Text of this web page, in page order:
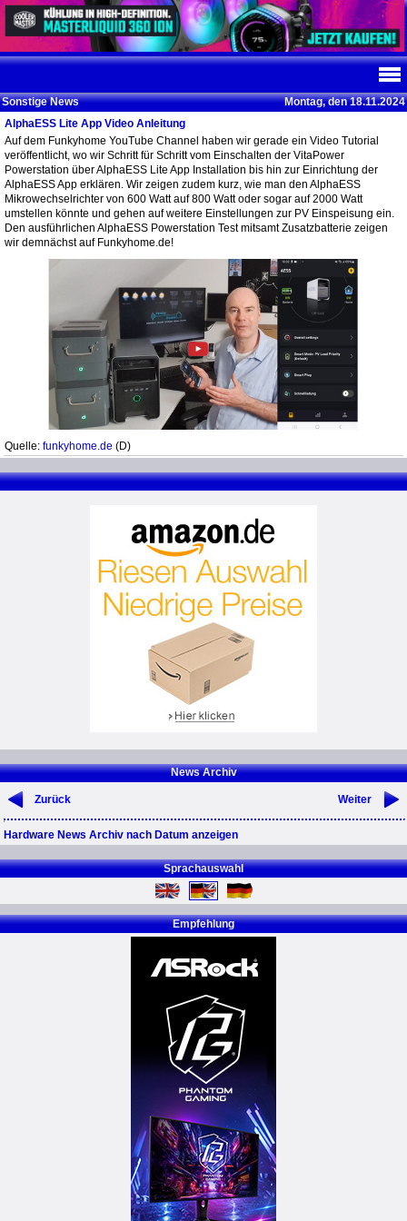
Sonstige News
Montag, den 18.11.2024
AlphaESS Lite App Video Anleitung
Auf dem Funkyhome YouTube Channel haben wir gerade ein Video Tutorial
veröffentlicht, wo wir Schritt für Schritt vom Einschalten der VitaPower
Powerstation über AlphaESS Lite App Installation bis hin zur Einrichtung der
AlphaESS App erklären. Wir zeigen zudem kurz, wie man den AlphaESS
Mikrowechselrichter von 600 Watt auf 800 Watt oder sogar auf 2000 Watt
umstellen könnte und gehen auf weitere Einstellungen zur PV Einspeisung ein.
Den ausführlichen AlphaESS Powerstation Test mitsamt Zusatzbatterie zeigen
wir demnächst auf Funkyhome.de!
Quelle: funkyhome.de (D)
News Archiv
Zurück Weiter
Hardware News Archiv nach Datum anzeigen
Sprachauswahl
Empfehlung